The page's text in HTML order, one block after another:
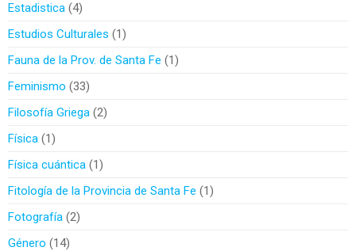
Estadistica 4
Estudios Culturales
1
Fauna de la Prov. de Santa Fe
1
Feminismo 33
Filosofía Griega 2
Física 1
Física cuántica 1
Fitología de la Provincia de Santa Fe
1
Fotografía 2
Género
14